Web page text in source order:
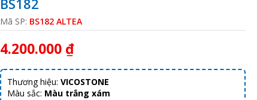
BS182
Mã SP: BS182 ALTEA
4.200.000 ₫
Thương hiệu: VICOSTONE
Màu sắc: Màu trắng xám